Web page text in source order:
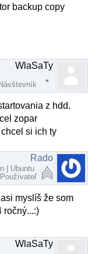
backup copy
WlaSaTy
Návštevník
z hdd.
zopar
si ich ty
Rado
| Ubuntu
Používateľ
myslíš že som
ročný...:)
WlaSaTy